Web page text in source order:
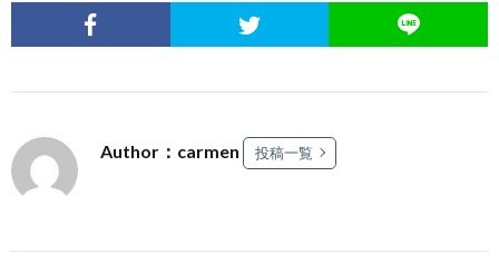
Author：carmen 投稿一覧